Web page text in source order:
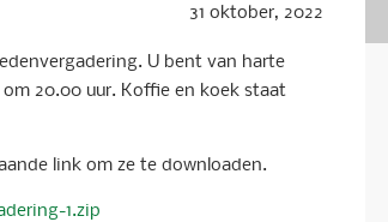
31 oktober, 2022
U bent van harte
20.00 uur. Koffie en koek staat
link om ze te downloaden.
1.zip